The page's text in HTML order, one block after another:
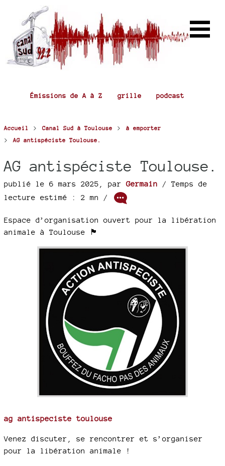
Émissions de A à Z grille podcast
Accueil > Canal Sud à Toulouse > à emporter
> AG antispéciste Toulouse.
AG antispéciste Toulouse.
publié le 6 mars 2025 parGermain / Temps de
lecture estimé : 2 mn /
Espace d’organisation ouvert pour la libération
animale à Toulouse 🏴
ag antispeciste toulouse
Venez discuter, se rencontrer et s’organiser
pour la libération animale !